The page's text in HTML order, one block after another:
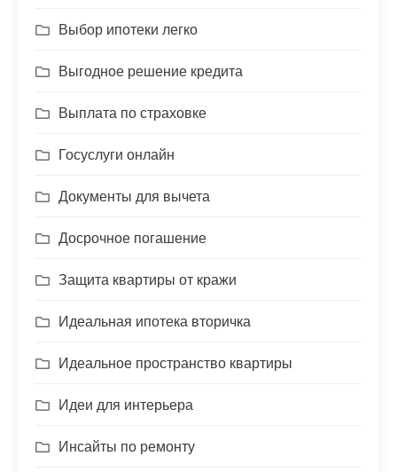
Выбор ипотеки легко
Выгодное решение кредита
Выплата по страховке
Госуслуги онлайн
Документы для вычета
Досрочное погашение
Защита квартиры от кражи
Идеальная ипотека вторичка
Идеальное пространство квартиры
Идеи для интерьера
Инсайты по ремонту